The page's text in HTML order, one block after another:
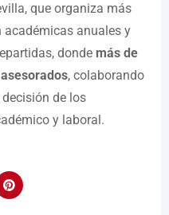
que organiza más
académicas anuales y
donde más de
, colaborando
de los
y laboral.